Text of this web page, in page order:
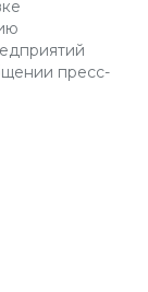
пресс-